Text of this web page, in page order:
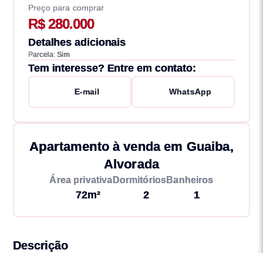
Preço para comprar
R$ 280.000
Detalhes adicionais
Parcela: Sim
Tem interesse? Entre em contato:
E-mail WhatsApp
Apartamento à venda em Guaiba,
Alvorada
Área privativa
72m²
Dormitórios
2
Banheiros
1
Descrição